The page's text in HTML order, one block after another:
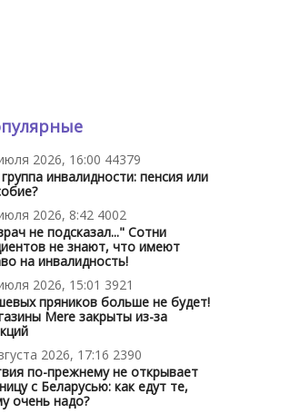
2026, 16:00 44379
инвалидности: пенсия или
2026, 8:42 4002
не подсказал..." Сотни
не знают, что имеют
на инвалидность!
2026, 15:01 3921
пряников больше не будет!
Mere закрыты из-за
2026, 17:16 2390
по-прежнему не открывает
с Беларусью: как едут те,
очень надо?